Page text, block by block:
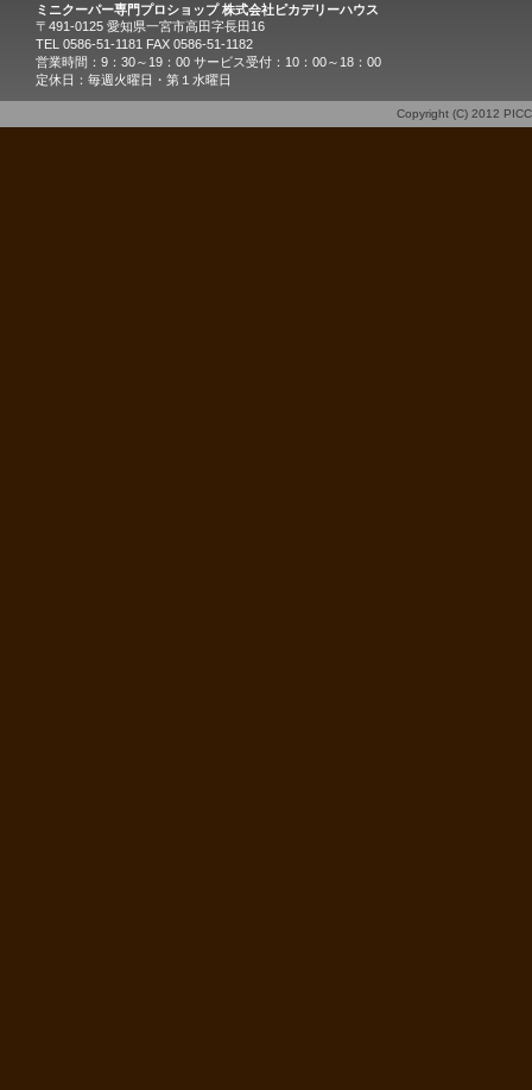
ミニクーパー専門プロショップ 株式会社ピカデリーハウス
〒491-0125 愛知県一宮市高田字長田16
TEL 0586-51-1181 FAX 0586-51-1182
営業時間：9：30～19：00 サービス受付：10：00～18：00
定休日：毎週火曜日・第１水曜日
Copyright (C) 2012